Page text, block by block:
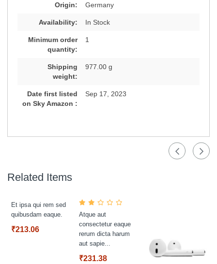
Origin: Germany
Availability: In Stock
Minimum order
quantity:
1
Shipping
weight:
977.00 g
Date first listed
on Sky Amazon :
Sep 17, 2023
Related Items
Et ipsa qui rem sed
quibusdam eaque.
₹213.06
Atque aut
consectetur eaque
rerum dicta harum
aut sapie...
₹231.38